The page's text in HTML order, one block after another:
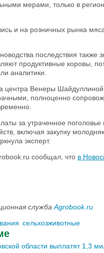
мерами, только в
и на розничных рынка
последствия
продуктивные коровы,
аналитики.
центра Венеры
полноценно
за утраченное
включая закупку
эксперт.
сообщал, что в
служба Agrobook.ru
сельхозживотные
области выплатят 1,3